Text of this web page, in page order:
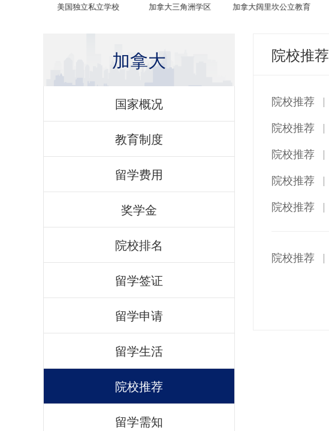
美国独立私立学校 加拿大三角洲学区
加拿大阔里坎公立教育
加拿大
国家概况
教育制度
留学费用
奖学金
院校排名
留学签证
留学申请
留学生活
院校推荐
留学需知
院校推荐
院校推荐
院校推荐
院校推荐
院校推荐
院校推荐
院校推荐